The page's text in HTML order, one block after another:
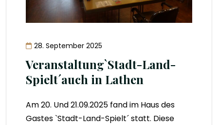
28. September 2025
Veranstaltung`Stadt-Land-
Spielt´auch in Lathen
Am 20. Und 21.09.2025 fand im Haus des
Gastes `Stadt-Land-Spielt´ statt. Diese